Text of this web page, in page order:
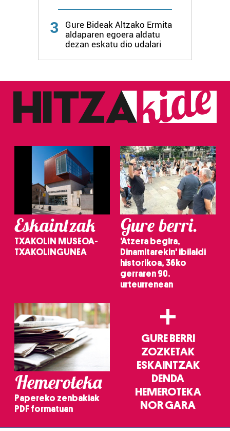
3
Gure Bideak Altzako Ermita
aldaparen egoera aldatu
dezan eskatu dio udalari
Eskaintzak
TXAKOLIN MUSEOA-
TXAKOLINGUNEA
Gure berri.
'Atzera begira,
Dinamitarekin' ibilaldi
historikoa, 36ko
gerraren 90.
urteurrenean
Hemeroteka
Papereko zenbakiak
PDF formatuan
+
GURE BERRI
ZOZKETAK
ESKAINTZAK
DENDA
HEMEROTEKA
NOR GARA